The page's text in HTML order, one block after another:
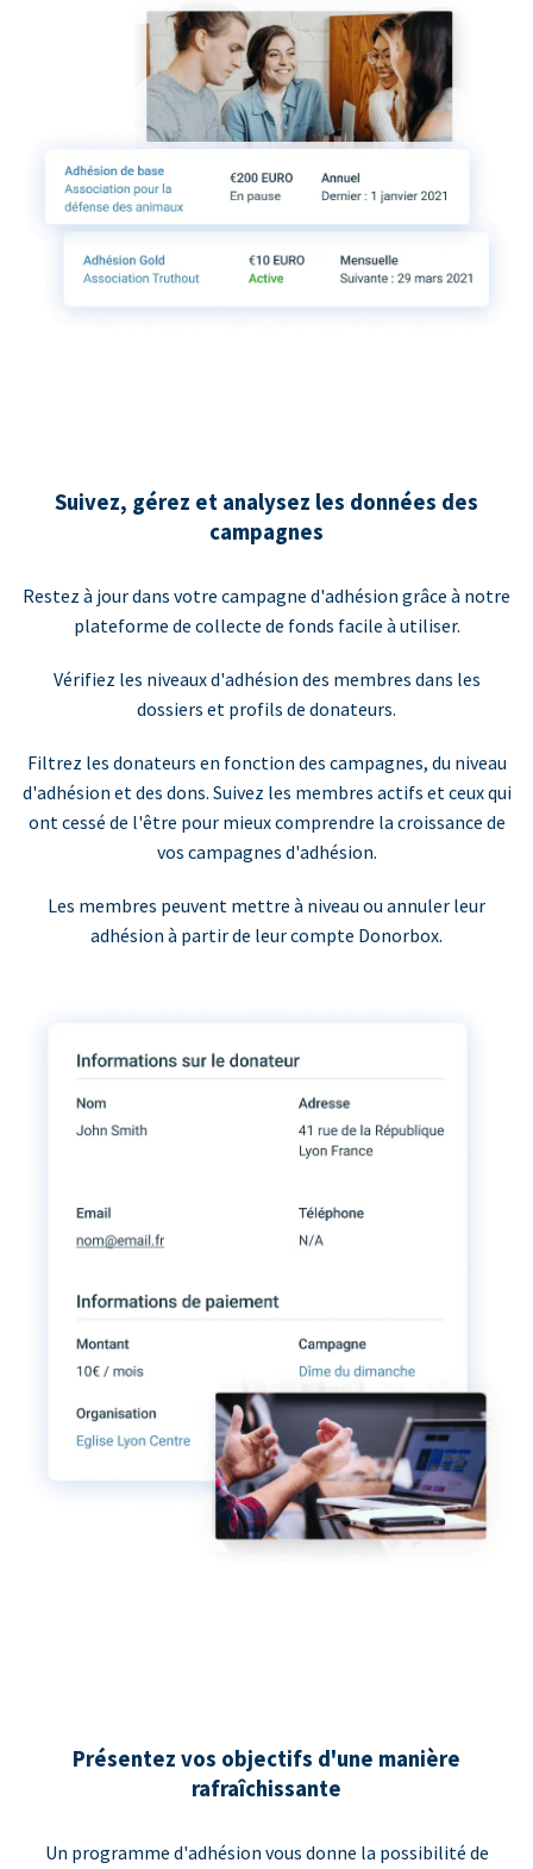
Suivez, gérez et analysez les données des
campagnes
Restez à jour dans votre campagne d'adhésion grâce à notre
plateforme de collecte de fonds facile à utiliser.
Vérifiez les niveaux d'adhésion des membres dans les
dossiers et profils de donateurs.
Filtrez les donateurs en fonction des campagnes, du niveau
d'adhésion et des dons. Suivez les membres actifs et ceux qui
ont cessé de l'être pour mieux comprendre la croissance de
vos campagnes d'adhésion.
Les membres peuvent mettre à niveau ou annuler leur
adhésion à partir de leur compte Donorbox.
Présentez vos objectifs d'une manière
rafraîchissante
Un programme d'adhésion vous donne la possibilité de